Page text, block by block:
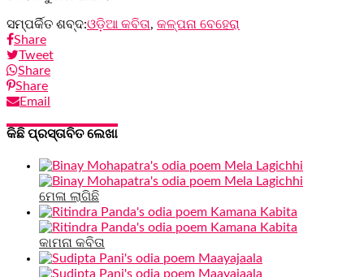
ସମ୍ପର୍କିତ ଶବ୍ଦ:ଓଡ଼ିଆ କବିତା, କଳ୍ପନା ବେହେରା
Share
Tweet
Share
Share
Email
କିଛି ପ୍ରସ୍ତାବିତ ଲେଖା
ମେଳା ଲାଗିଛି
କାମନା କବିତା